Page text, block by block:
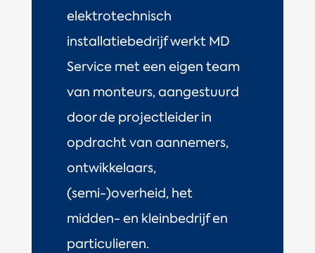
elektrotechnisch
installatiebedrijf werkt MD
Service met een eigen team
van monteurs, aangestuurd
door de projectleider in
opdracht van aannemers,
ontwikkelaars,
(semi-)overheid, het
midden- en kleinbedrijf en
particulieren.